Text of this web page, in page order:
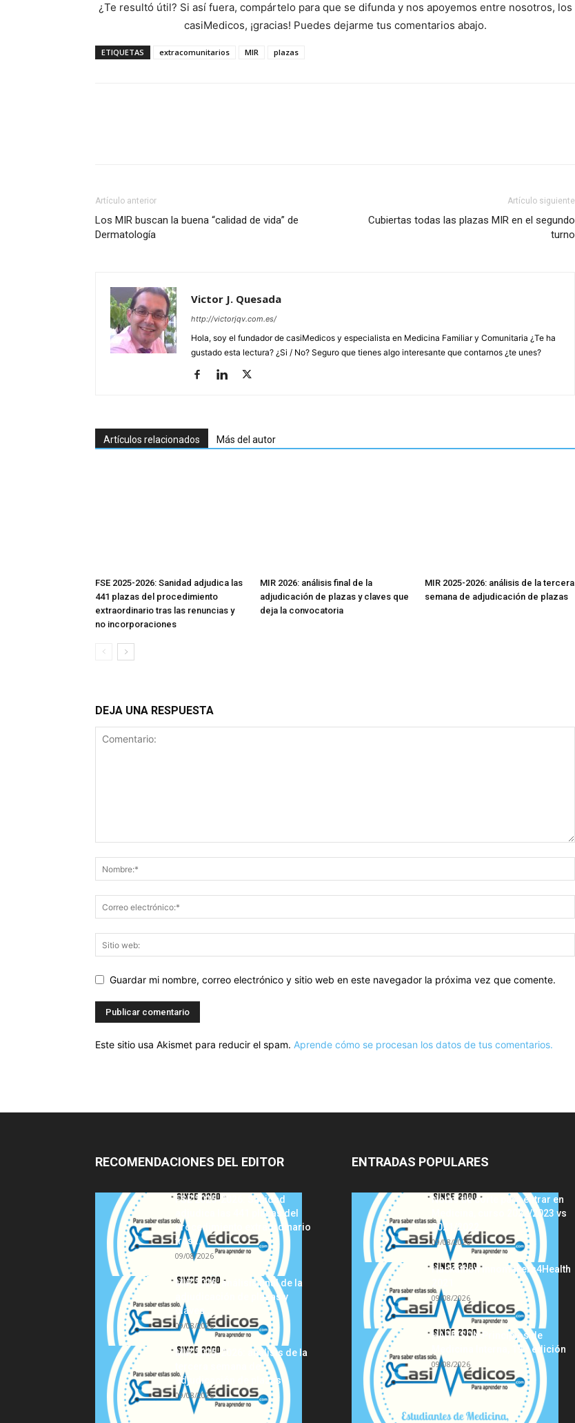
¿Te resultó útil? Si así fuera, compártelo para que se difunda y nos apoyemos entre nosotros, los
casiMedicos, ¡gracias! Puedes dejarme tus comentarios abajo.
ETIQUETAS extracomunitarios MIR plazas
Artículo anterior
Los MIR buscan la buena “calidad de vida” de
Dermatología
Artículo siguiente
Cubiertas todas las plazas MIR en el segundo
turno
Victor J. Quesada
http://victorjqv.com.es/
Hola, soy el fundador de casiMedicos y especialista en Medicina Familiar y Comunitaria ¿Te ha
gustado esta lectura? ¿Si / No? Seguro que tienes algo interesante que contarnos ¿te unes?
Artículos relacionados Más del autor
FSE 2025-2026: Sanidad adjudica las
441 plazas del procedimiento
extraordinario tras las renuncias y
no incorporaciones
MIR 2026: análisis final de la
adjudicación de plazas y claves que
deja la convocatoria
MIR 2025-2026: análisis de la tercera
semana de adjudicación de plazas
DEJA UNA RESPUESTA
Guardar mi nombre, correo electrónico y sitio web en este navegador la próxima vez que comente.
Este sitio usa Akismet para reducir el spam. Aprende cómo se procesan los datos de tus comentarios.
RECOMENDACIONES DEL EDITOR
FSE 2025-2026: Sanidad
adjudica las 441 plazas del
procedimiento extraordinario
tras...
09/08/2026
MIR 2026: análisis final de la
adjudicación de plazas y
claves...
09/08/2026
MIR 2025-2026: análisis de la
adjudicación de plazas
09/08/2026
ENTRADAS POPULARES
Notas de corte para entrar en
Medicina, curso 2022/2023 vs
2021/2022
09/08/2026
Hackathon Innomakers4Health
09/08/2026
HARRISON Principios de
Medicina Interna, 19.ª edición
09/08/2026